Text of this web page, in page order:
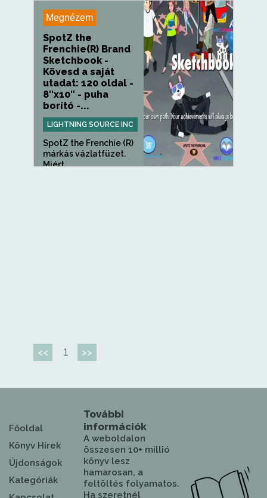
Megnézem
SpotZ the
Frenchie(R) Brand
Sketchbook -
Kövesd a saját
utadat: 120 oldal -
8″x10″ - puha
borító -...
LIGHTNING SOURCE INC
SpotZ the Frenchie (R)
márkás vázlatfüzet.
Miért...
<< 1 >>
Főoldal
Könyv Hírek
Újdonságok
Kategóriák
További
információk
A weboldalon
összesen 10+ millió
könyv lesz
hamarosan, a
feltöltés folyamatos.
Ha szeretnél